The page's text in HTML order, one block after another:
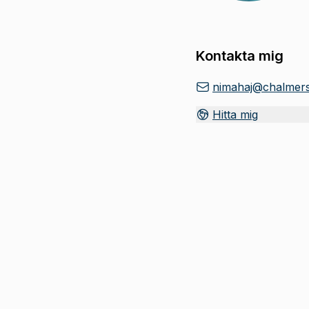
Kontakta mig
Hitta mig